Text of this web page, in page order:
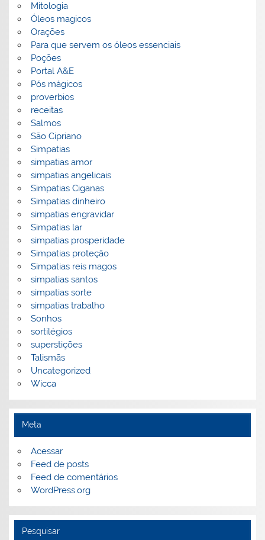
Mitologia
Óleos magicos
Orações
Para que servem os óleos essenciais
Poções
Portal A&E
Pós mágicos
proverbios
receitas
Salmos
São Cipriano
Simpatias
simpatias amor
simpatias angelicais
Simpatias Ciganas
Simpatias dinheiro
simpatias engravidar
Simpatias lar
simpatias prosperidade
Simpatias proteção
Simpatias reis magos
simpatias santos
simpatias sorte
simpatias trabalho
Sonhos
sortilégios
superstições
Talismãs
Uncategorized
Wicca
Meta
Acessar
Feed de posts
Feed de comentários
WordPress.org
Pesquisar